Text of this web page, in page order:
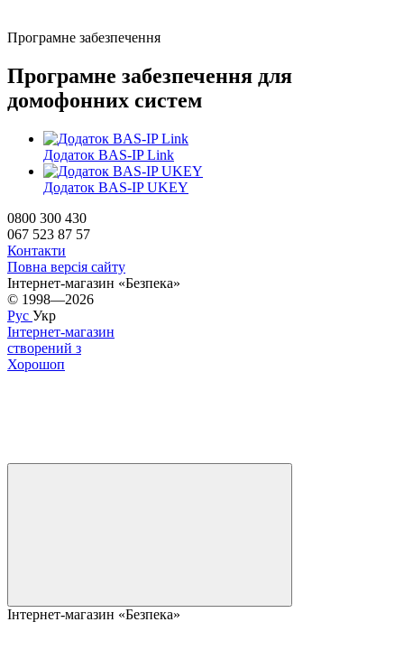
Програмне забезпечення
Програмне забезпечення для
домофонних систем
Додаток BAS-IP Link
Додаток BAS-IP UKEY
0800 300 430
067 523 87 57
Контакти
Повна версія сайту
Інтернет-магазин «Безпека»
© 1998—2026
Рус Укр
Інтернет-магазин
створений з
Хорошоп
Інтернет-магазин «Безпека»